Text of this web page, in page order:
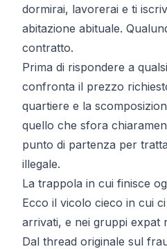
dormirai, lavorerai e ti
abitazione abituale.
contratto.
Prima di rispondere a
confronta il prezzo
quartiere e la
quello che sfora
punto di partenza per
illegale.
La trappola in cui finisce
Ecco il vicolo cieco in cui
arrivati, e nei gruppi expat
Dal thread originale sul